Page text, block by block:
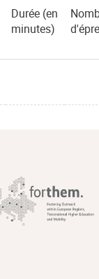
Durée (en
minutes)